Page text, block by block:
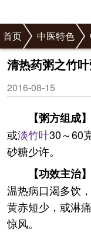
首页 中医特色
清热药粥之竹
2016-08-15
【粥方组成】
或淡竹叶30～60
砂糖少许。
【功效主治】
温热病口渴多饮
黄赤短少，或淋
惊风。